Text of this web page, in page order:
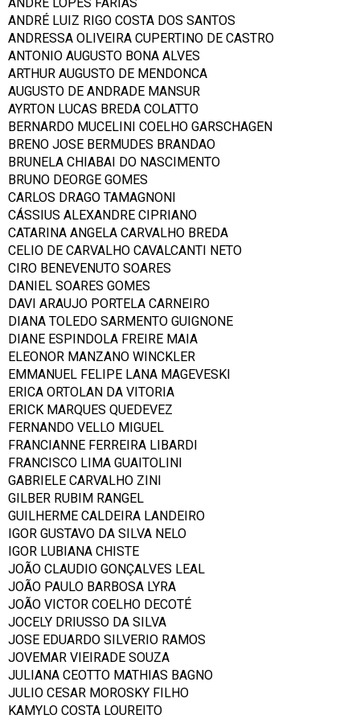
ANDRÉ LUIZ RIGO COSTA DOS SANTOS
ANDRESSA OLIVEIRA CUPERTINO DE CASTRO
ANTONIO AUGUSTO BONA ALVES
ARTHUR AUGUSTO DE MENDONCA
AUGUSTO DE ANDRADE MANSUR
AYRTON LUCAS BREDA COLATTO
BERNARDO MUCELINI COELHO GARSCHAGEN
BRENO JOSE BERMUDES BRANDAO
BRUNELA CHIABAI DO NASCIMENTO
BRUNO DEORGE GOMES
CARLOS DRAGO TAMAGNONI
CÁSSIUS ALEXANDRE CIPRIANO
CATARINA ANGELA CARVALHO BREDA
CELIO DE CARVALHO CAVALCANTI NETO
CIRO BENEVENUTO SOARES
DANIEL SOARES GOMES
DAVI ARAUJO PORTELA CARNEIRO
DIANA TOLEDO SARMENTO GUIGNONE
DIANE ESPINDOLA FREIRE MAIA
ELEONOR MANZANO WINCKLER
EMMANUEL FELIPE LANA MAGEVESKI
ERICA ORTOLAN DA VITORIA
ERICK MARQUES QUEDEVEZ
FERNANDO VELLO MIGUEL
FRANCIANNE FERREIRA LIBARDI
FRANCISCO LIMA GUAITOLINI
GABRIELE CARVALHO ZINI
GILBER RUBIM RANGEL
GUILHERME CALDEIRA LANDEIRO
IGOR GUSTAVO DA SILVA NELO
IGOR LUBIANA CHISTE
JOÃO CLAUDIO GONÇALVES LEAL
JOÃO PAULO BARBOSA LYRA
JOÃO VICTOR COELHO DECOTÉ
JOCELY DRIUSSO DA SILVA
JOSE EDUARDO SILVERIO RAMOS
JOVEMAR VIEIRADE SOUZA
JULIANA CEOTTO MATHIAS BAGNO
JULIO CESAR MOROSKY FILHO
KAMYLO COSTA LOUREITO